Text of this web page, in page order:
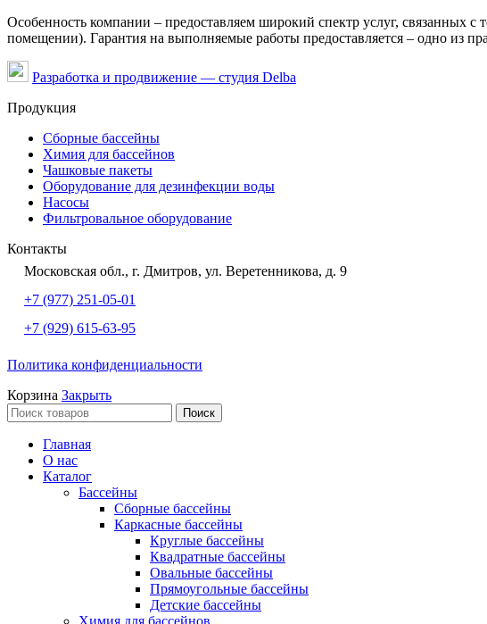
Особенность компании – предоставляем широкий спектр услуг, связанных
помещении). Гарантия на выполняемые работы предоставляется – одно из
Разработка и продвижение — студия Delba
Продукция
Сборные бассейны
Химия для бассейнов
Чашковые пакеты
Оборудование для дезинфекции воды
Насосы
Фильтровальное оборудование
Контакты
Московская обл., г. Дмитров, ул. Веретенникова, д. 9
+7 (977) 251-05-01
+7 (929) 615-63-95
Политика конфиденциальности
Корзина Закрыть
Поиск
Главная
О нас
Каталог
Бассейны
Сборные бассейны
Каркасные бассейны
Круглые бассейны
Квадратные бассейны
Овальные бассейны
Прямоугольные бассейны
Детские бассейны
Химия для бассейнов